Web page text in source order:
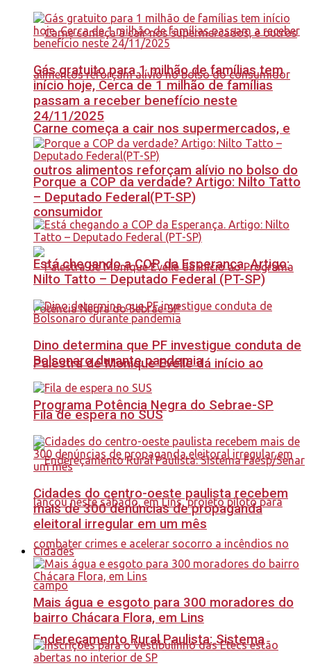
Carne começa a cair nos supermercados, e
outros alimentos reforçam alívio no bolso do
consumidor
Palestra de Monique Evelle dá início ao
Programa Potência Negra do Sebrae-SP
Endereçamento Rural Paulista: Sistema
Gás gratuito para 1 milhão de famílias tem
início hoje, Cerca de 1 milhão de famílias
passam a receber benefício neste
24/11/2025
Porque a COP da verdade? Artigo: Nilto Tatto
– Deputado Federal(PT-SP)
Está chegando a COP da Esperança. Artigo:
Nilto Tatto – Deputado Federal (PT-SP)
Dino determina que PF investigue conduta de
Bolsonaro durante pandemia
Fila de espera no SUS
Cidades do centro-oeste paulista recebem
mais de 300 denúncias de propaganda
eleitoral irregular em um mês
Cidades
Mais água e esgoto para 300 moradores do
bairro Chácara Flora, em Lins